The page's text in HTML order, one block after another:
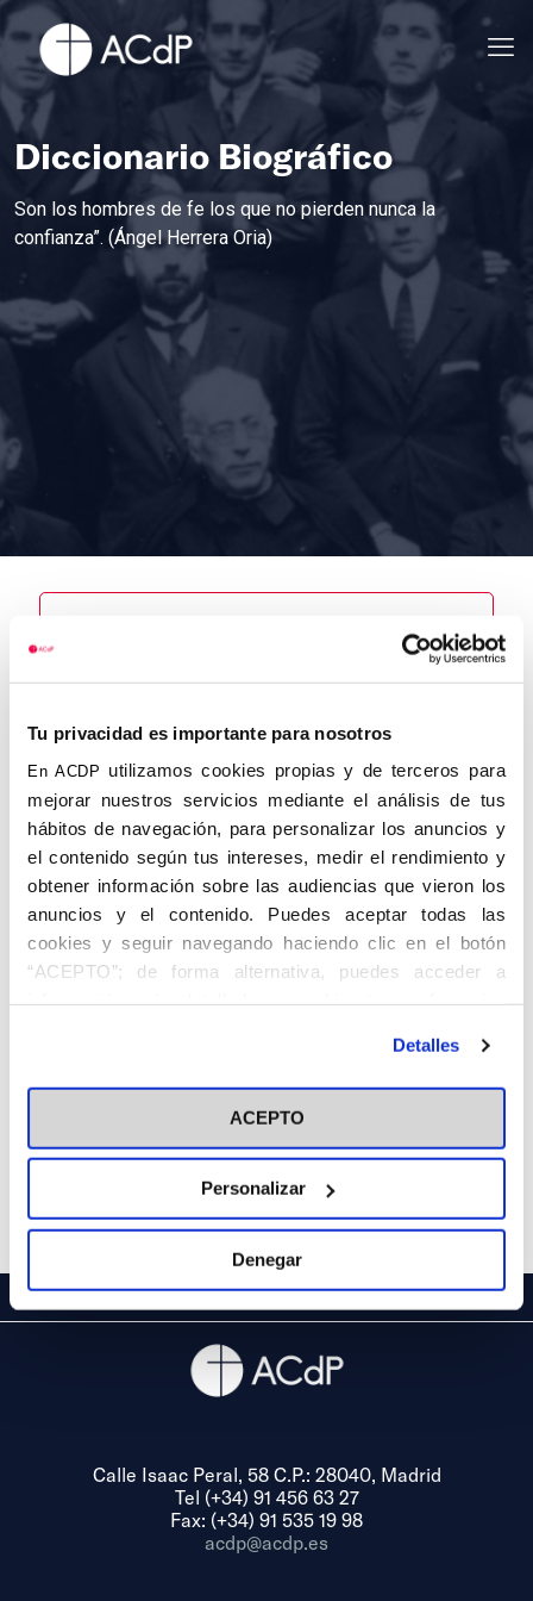
Tu privacidad es importante para nosotros
En ACDP utilizamos cookies propias y de terceros para
mejorar nuestros servicios mediante el análisis de tus
hábitos de navegación, para personalizar los anuncios y
el contenido según tus intereses, medir el rendimiento y
obtener información sobre las audiencias que vieron los
anuncios y el contenido. Puedes aceptar todas las
cookies y seguir navegando haciendo clic en el botón
“ACEPTO”; de forma alternativa, puedes acceder a
información más detallada y cambiar tus preferencias
en el botón "Personalizar". Para más información puedes
visitar nuestra Política de Cookies
Detalles
ACEPTO
Personalizar
Denegar
Diccionario Biográfico
Son los hombres de fe los que no pierden nunca la
confianza”. (Ángel Herrera Oria)
Nombre
Andrade, José
Luis
Autor
Centro de
adscripción
Fecha de
nacimiento
04/03/1920
Fecha de
defunción
01/01/2015
Calle Isaac Peral, 58 C.P.: 28040, Madrid
Tel (+34) 91 456 63 27
Fax: (+34) 91 535 19 98
acdp@acdp.es